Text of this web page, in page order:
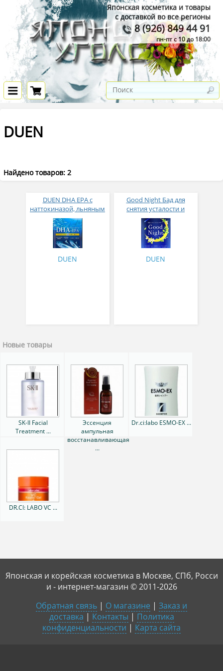
Японская косметика и товары
с доставкой во все регионы
8 (926) 849 44 91
пн-пт с 10 до 18:00
DUEN
Найдено товаров: 2
DUEN DHA EPA с
наттокиназой, льняным
и кунжутным маслом №
60
DUEN
Good Night Бад для
снятия усталости и
улучшения качества сна
с зверобоем и
валерианой № 30
DUEN
Новые товары
SK-II Facial
Treatment ...
Эссенция
ампульная
восстанавливающая
...
Dr.ci:labo ESMO-EX ...
DR.CI: LABO VC ...
Японская и корейская косметика в Москве, СПб, Росси
и - интернет-магазин © 2011-2026
Обратная связь | О магазине | Заказ и
доставка | Контакты | Политика
конфиденциальности | Карта сайта